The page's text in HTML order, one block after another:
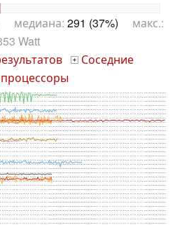
медиана: 291 (37%) макс.:
Watt
+
Соседние